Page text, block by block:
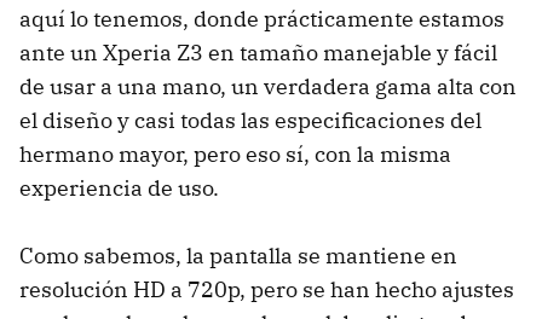
aquí lo tenemos, donde prácticamente estamos
ante un Xperia Z3 en tamaño manejable y fácil
de usar a una mano, un verdadera gama alta con
el diseño y casi todas las especificaciones del
hermano mayor, pero eso sí, con la misma
experiencia de uso.
Como sabemos, la pantalla se mantiene en
resolución HD a 720p, pero se han hecho ajustes